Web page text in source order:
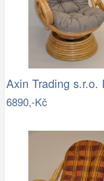
6890,-Kč